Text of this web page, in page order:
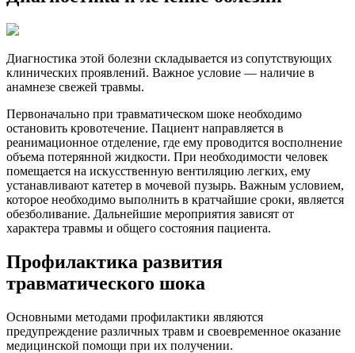
Диагностика этой болезни складывается из сопутствующих
клинических проявлений. Важное условие — наличие в
анамнезе свежей травмы.
Первоначально при травматическом шоке необходимо
остановить кровотечение. Пациент направляется в
реанимационное отделение, где ему проводится восполнение
объема потерянной жидкости. При необходимости человек
помещается на искусственную вентиляцию легких, ему
устанавливают катетер в мочевой пузырь. Важным условием,
которое необходимо выполнить в кратчайшие сроки, является
обезболивание. Дальнейшие мероприятия зависят от
характера травмы и общего состояния пациента.
Профилактика развития
травматического шока
Основными методами профилактики являются
предупреждение различных травм и своевременное оказание
медицинской помощи при их получении.